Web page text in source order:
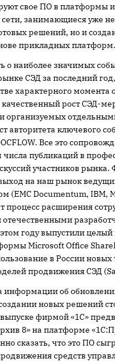
свое ПО в платформы
занимающиеся уже
решений, но и
прикладных платформ.
о наиболее значимых
СЭД за последний
характерного момента
рост СЭД-
организуемых
авторитета ключевого
Все это
числа публикаций в
участников рынка.
на наш рынок
(EMC Documentum, IBM,
процесс расширения
году выпустили целый
Microsoft Office
в России новых
продвижения СЭД
информации об
новых решений
фирмой «1С»
8» на платформе
сказать, что это ПО
средств